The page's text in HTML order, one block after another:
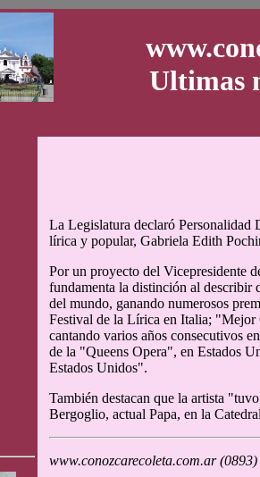
Ultimas
La Legislatura declaró Personalidad
lírica y popular, Gabriela Edith
Por un proyecto del Vicepresidente
fundamenta la distinción al describir
del mundo, ganando numerosos
Festival de la Lírica en Italia; "Mejor
cantando varios años consecutivos
de la "Queens Opera", en Estados
Estados Unidos".
También destacan que la artista
Bergoglio, actual Papa, en la
www.conozcarecoleta.com.ar